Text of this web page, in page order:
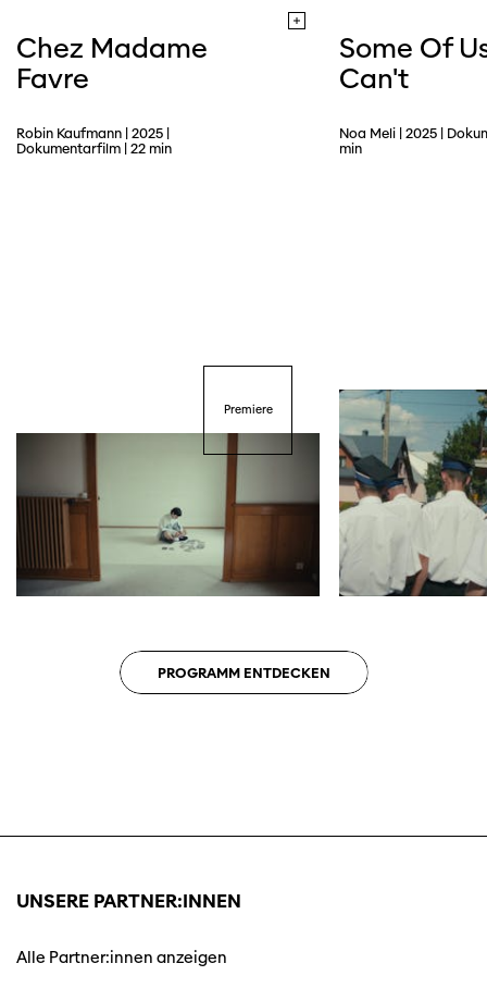
Diese Seite wird mit Internet Explorer
nicht optimal dargestellt. Bitte
verwenden Sie einen anderen Browser.
PROGRAMM ENTDECKEN
Chez Madame
Favre
Robin Kaufmann | 2025 |
Dokumentarfilm | 22 min
Premiere
Some Of
Can't
Noa Meli | 2025 |
min
UNSERE PARTNER:INNEN
Alle Partner:innen anzeigen